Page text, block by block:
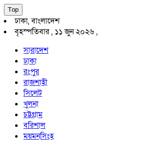
Top
ঢাকা, বাংলাদেশ
বৃহস্পতিবার , ১১ জুন ২০২৬ ,
সারাদেশ
ঢাকা
রংপুর
রাজশাহী
সিলেট
খুলনা
চট্টগ্রাম
বরিশাল
ময়মনসিংহ